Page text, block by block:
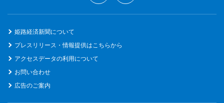
姫路経済新聞について
プレスリリース・情報提供はこちらから
アクセスデータの利用について
お問い合わせ
広告のご案内